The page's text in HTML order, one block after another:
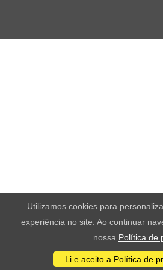
Utilizamos cookies para
experiência no site. Ao continuar
nossa Política de
Li e aceito a Política de